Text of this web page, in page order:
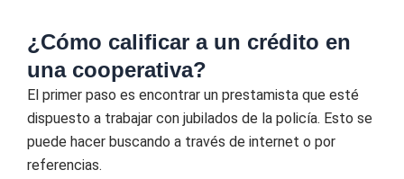
¿Cómo calificar a un crédito en
una cooperativa?
El primer paso es encontrar un prestamista que esté
dispuesto a trabajar con jubilados de la policía. Esto se
puede hacer buscando a través de internet o por
referencias.